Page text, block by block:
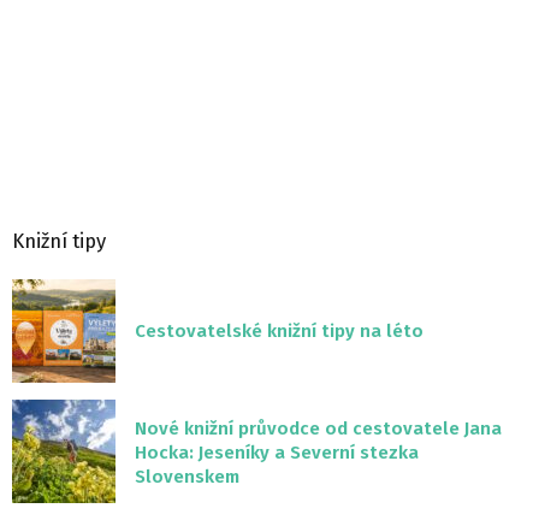
Knižní tipy
Cestovatelské knižní tipy na léto
Nové knižní průvodce od cestovatele Jana
Hocka: Jeseníky a Severní stezka
Slovenskem